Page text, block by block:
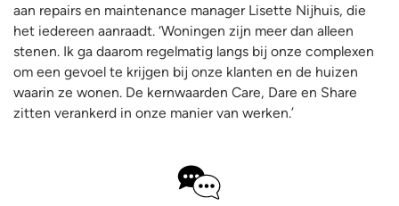
aan repairs en maintenance manager Lisette Nijhuis, die
het iedereen aanraadt. ‘Woningen zijn meer dan alleen
stenen. Ik ga daarom regelmatig langs bij onze complexen
om een gevoel te krijgen bij onze klanten en de huizen
waarin ze wonen. De kernwaarden Care, Dare en Share
zitten verankerd in onze manier van werken.’